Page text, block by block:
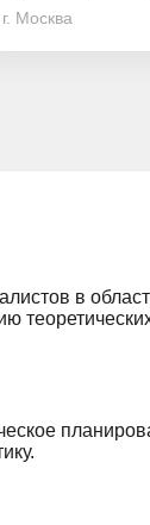
г. Москва
в